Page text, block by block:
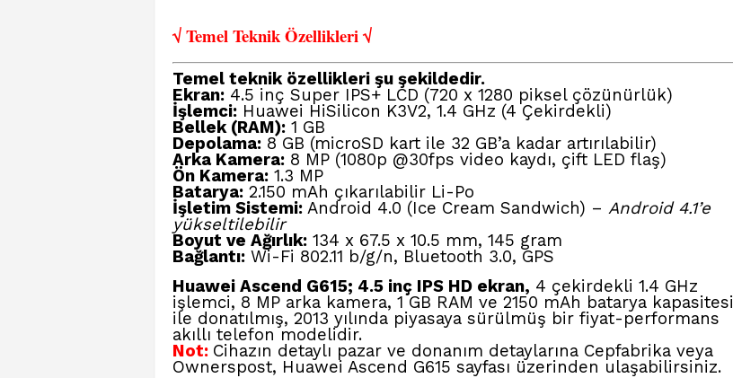
√ Temel Teknik Özellikleri √
Temel teknik özellikleri şu şekildedir.
Ekran: 4.5 inç Super IPS+ LCD (720 x 1280 piksel çözünürlük)
İşlemci: Huawei HiSilicon K3V2, 1.4 GHz (4 Çekirdekli)
Bellek (RAM): 1 GB
Depolama: 8 GB (microSD kart ile 32 GB’a kadar artırılabilir)
Arka Kamera: 8 MP (1080p @30fps video kaydı, çift LED flaş)
Ön Kamera: 1.3 MP
Batarya: 2.150 mAh çıkarılabilir Li-Po
İşletim Sistemi: Android 4.0 (Ice Cream Sandwich) – Android 4.1’e
yükseltilebilir
Boyut ve Ağırlık: 134 x 67.5 x 10.5 mm, 145 gram
Bağlantı: Wi-Fi 802.11 b/g/n, Bluetooth 3.0, GPS
Huawei Ascend G615; 4.5 inç IPS HD ekran, 4 çekirdekli 1.4 GHz
işlemci, 8 MP arka kamera, 1 GB RAM ve 2150 mAh batarya kapasitesi
ile donatılmış, 2013 yılında piyasaya sürülmüş bir fiyat-performans
akıllı telefon modelidir.
Not: Cihazın detaylı pazar ve donanım detaylarına Cepfabrika veya
Ownerspost, Huawei Ascend G615 sayfası üzerinden ulaşabilirsiniz.